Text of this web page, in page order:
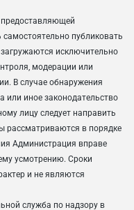
публиковать
исключительно
модерации или
В случае обнаружения
иное законодательство
лицу следует направить
рассматриваются в порядке
Администрация вправе
усмотрению. Сроки
и не являются
служба по надзору в